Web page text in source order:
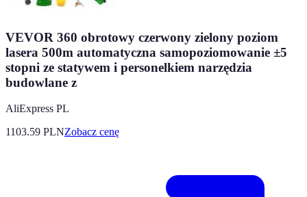
VEVOR 360 obrotowy czerwony zielony poziom
lasera 500m automatyczna samopoziomowanie ±5
stopni ze statywem i personelkiem narzędzia
budowlane z
AliExpress PL
1103.59 PLNZobacz cenę